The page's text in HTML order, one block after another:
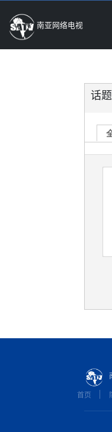
南亚网络电视
话题
首页